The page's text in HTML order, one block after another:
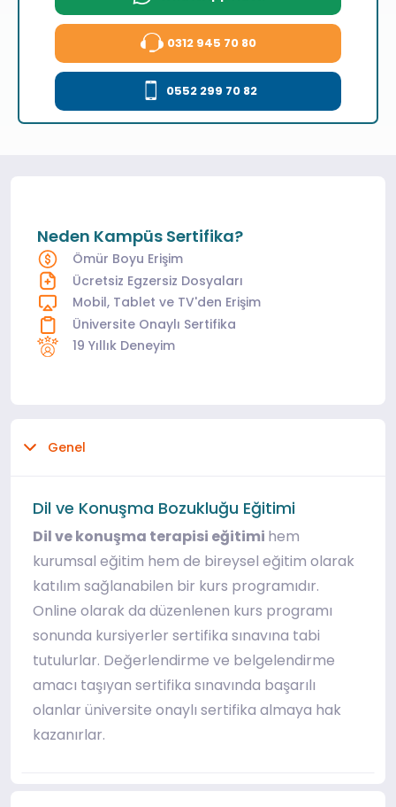
0312 945 70 80
0552 299 70 82
Neden Kampüs Sertifika?
Ömür Boyu Erişim
Ücretsiz Egzersiz Dosyaları
Mobil, Tablet ve TV'den Erişim
Üniversite Onaylı Sertifika
19 Yıllık Deneyim
Genel
Dil ve Konuşma Bozukluğu Eğitimi
Dil ve konuşma terapisi eğitimi hem
kurumsal eğitim hem de bireysel eğitim olarak
katılım sağlanabilen bir kurs programıdır.
Online olarak da düzenlenen kurs programı
sonunda kursiyerler sertifika sınavına tabi
tutulurlar. Değerlendirme ve belgelendirme
amacı taşıyan sertifika sınavında başarılı
olanlar üniversite onaylı sertifika almaya hak
kazanırlar.